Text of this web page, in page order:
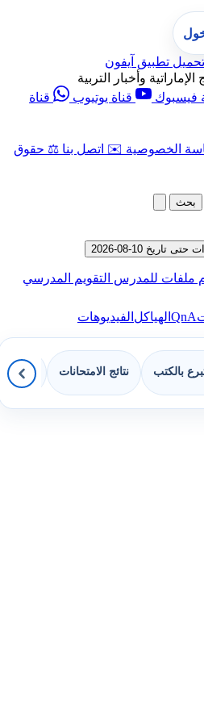
تحميل تطبيق آيفون
وأخبار التربية
فيسبوك قناة يوتيوب
قناة
الخصوصية ✉️ اتصل بنا ⚖️ حقوق
بحث
10-08-2026
ملفات للمدرس التقويم المدرسي
QnAالهياكلالفيديوهات
بالكتب نتائج الامتحانات